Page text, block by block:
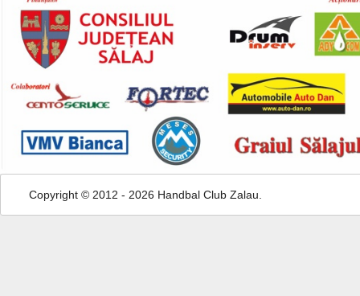
Copyright © 2012 - 2026 Handbal Club Zalau.